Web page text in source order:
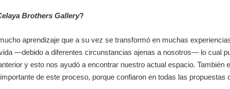
Brothers Gallery?
aprendizaje que a su vez se transformó en muchas
—debido a diferentes circunstancias ajenas a nosotros— lo cual
y esto nos ayudó a encontrar nuestro actual espacio. También
de este proceso, porque confiaron en todas las propuestas